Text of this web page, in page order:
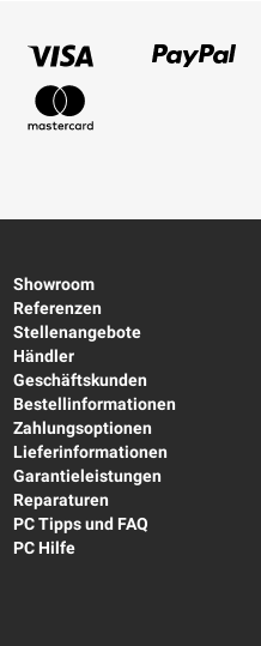
Visum
Showroom
Referenzen
Stellenangebote
Händler
Geschäftskunden
Bestellinformationen
Zahlungsoptionen
Lieferinformationen
Garantieleistungen
Reparaturen
PC Tipps und FAQ
PC Hilfe